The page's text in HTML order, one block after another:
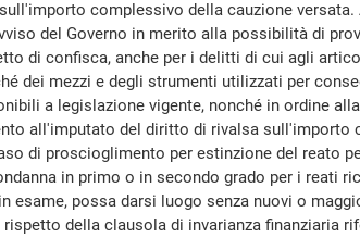
complessivo della cauzione versata.
del Governo in merito alla possibilità di
di confisca, anche per i delitti di cui agli
dei mezzi e degli strumenti utilizzati per
a legislazione vigente, nonché in ordine
all'imputato del diritto di rivalsa sull'importo
di proscioglimento per estinzione del reato
in primo o in secondo grado per i reati
esame, possa darsi luogo senza nuovi o
rispetto della clausola di invarianza finanziaria